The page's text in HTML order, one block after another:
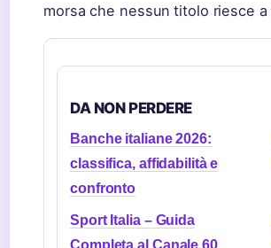
morsa che nessun titolo riesce
DA NON PERDERE
Banche italiane 2026:
classifica, affidabilità e
confronto
Sport Italia – Guida